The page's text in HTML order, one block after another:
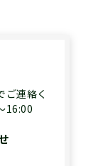
ご連絡く
16:00